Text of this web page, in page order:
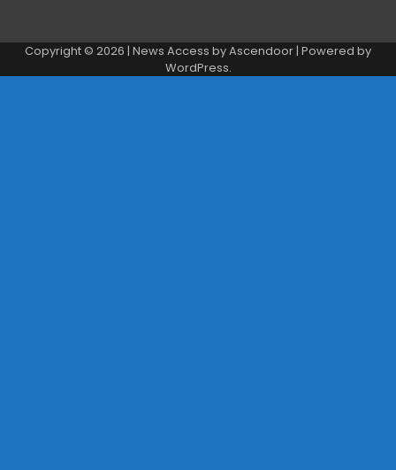
Copyright © 2026 | News Access byAscendoor| Powered by
WordPress.